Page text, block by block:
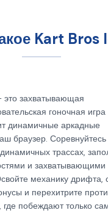
Kart Bros
захватывающая
гоночная игра
динамичные аркадные
браузер. Соревнуйтесь
трассах,
и захватывающими
механику дрифта,
и перехитрите
где побеждают только